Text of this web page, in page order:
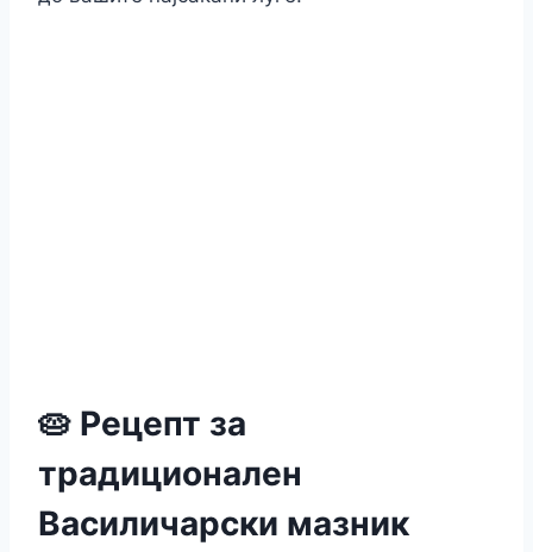
🥧 Рецепт за
традиционален
Василичарски мазник